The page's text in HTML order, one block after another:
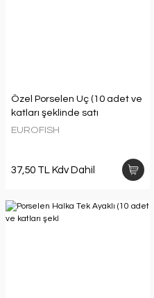
Özel Porselen Uç (10 adet ve
katları şeklinde satı
EUROFISH
37,50 TL Kdv Dahil